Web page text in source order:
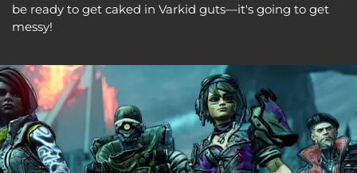
be ready to get caked in Varkid guts—it's going to get
messy!